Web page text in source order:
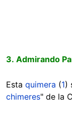
3. Admirando
Esta quimera (1)
chimeres" de la